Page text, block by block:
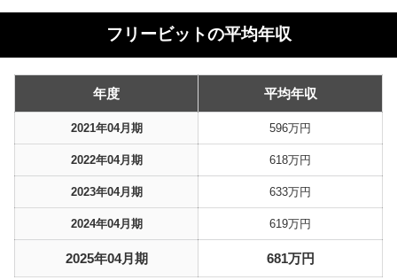
フリービットの平均年収
年度 平均年収
2021年04月期 596万円
2022年04月期 618万円
2023年04月期 633万円
2024年04月期 619万円
2025年04月期 681万円